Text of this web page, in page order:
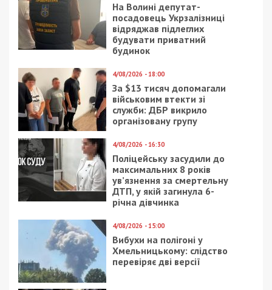
На Волині депутат-
посадовець Укрзалізниці
відряджав підлеглих
будувати приватний
будинок
4/08/2026 - 18:00
За $13 тисяч допомагали
військовим втекти зі
служби: ДБР викрило
організовану групу
4/08/2026 - 16:30
Поліцейську засудили до
максимальних 8 років
ув’язнення за смертельну
ДТП, у якій загинула 6-
річна дівчинка
4/08/2026 - 15:00
Вибухи на полігоні у
Хмельницькому: слідство
перевіряє дві версії